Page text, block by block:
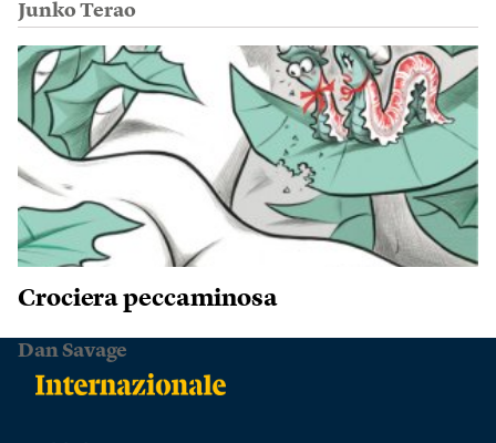
Junko Terao
Crociera peccaminosa
Dan Savage